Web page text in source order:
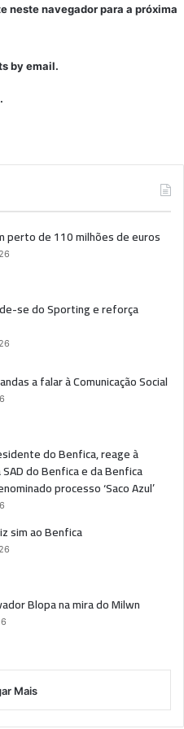
neste navegador para a próxima
by email.
perto de 110 milhões de euros
se do Sporting e reforça
a falar à Comunicação Social
do Benfica, reage à
do Benfica e da Benfica
processo ‘Saco Azul’
sim ao Benfica
Blopa na mira do Milwn
Mais